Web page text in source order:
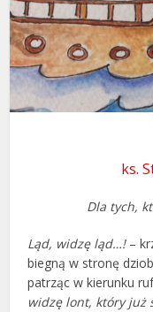
ks.
Dla tych,
Ląd, widzę ląd…!–
biegną w stronę
patrząc w kierunku
widzę lont, który już